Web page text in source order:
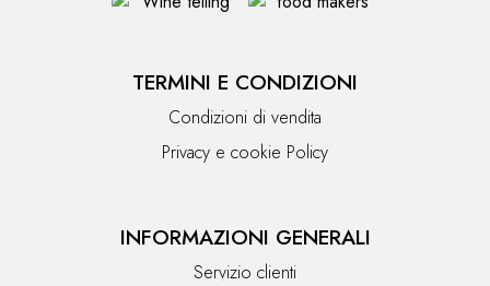
TERMINI E CONDIZIONI
Condizioni di vendita
Privacy e cookie Policy
INFORMAZIONI GENERALI
Servizio clienti